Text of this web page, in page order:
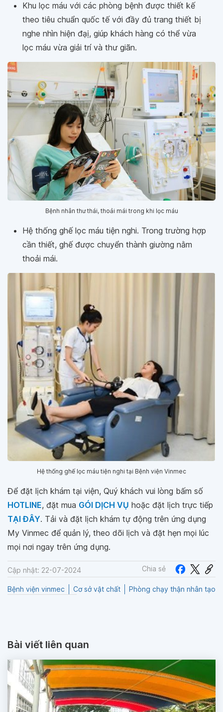
Khu lọc máu với các phòng bệnh được thiết kế
theo tiêu chuẩn quốc tế với đầy đủ trang thiết bị
nghe nhìn hiện đạị, giúp khách hàng có thể vừa
lọc máu vừa giải trí và thư giãn.
Bệnh nhân thư thái, thoải mái trong khi lọc máu
Hệ thống ghế lọc máu tiện nghi. Trong trường hợp
cần thiết, ghế được chuyển thành giường nằm
thoải mái.
Hệ thống ghế lọc máu tiện nghi tại Bệnh viện Vinmec
Để đặt lịch khám tại viện, Quý khách vui lòng bấm số
HOTLINE, đặt mua GÓI DỊCH VỤ hoặc đặt lịch trực tiếp
TẠI ĐÂY. Tải và đặt lịch khám tự động trên ứng dụng
My Vinmec để quản lý, theo dõi lịch và đặt hẹn mọi lúc
mọi nơi ngay trên ứng dụng.
Cập nhật: 22-07-2024 Chia sẻ
Bệnh viện vinmec Cơ sở vật chất Phòng chạy thận nhân tạo
Bài viết liên quan